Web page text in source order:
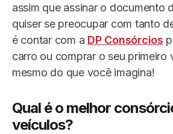
assim que assinar o documento
quiser se preocupar com tanto
é contar com a DP Consórcios
carro ou comprar o seu primeiro
mesmo do que você imagina!
Qual é o melhor
veículos?